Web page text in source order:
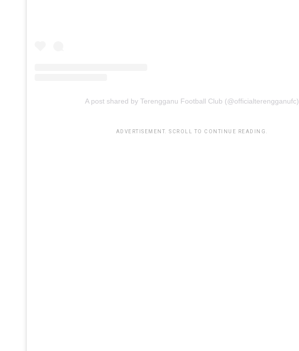
A post shared by Terengganu Football Club️️ (@officialterengganufc)
ADVERTISEMENT. SCROLL TO CONTINUE READING.